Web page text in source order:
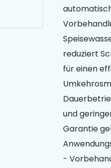
reduziert
für einen
und
Garantie
-